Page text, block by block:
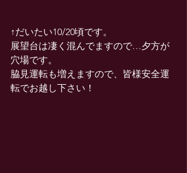
↑だいたい10/20頃です。
展望台は凄く混んでますので…夕方が
穴場です。
脇見運転も増えますので、皆様安全運
転でお越し下さい！